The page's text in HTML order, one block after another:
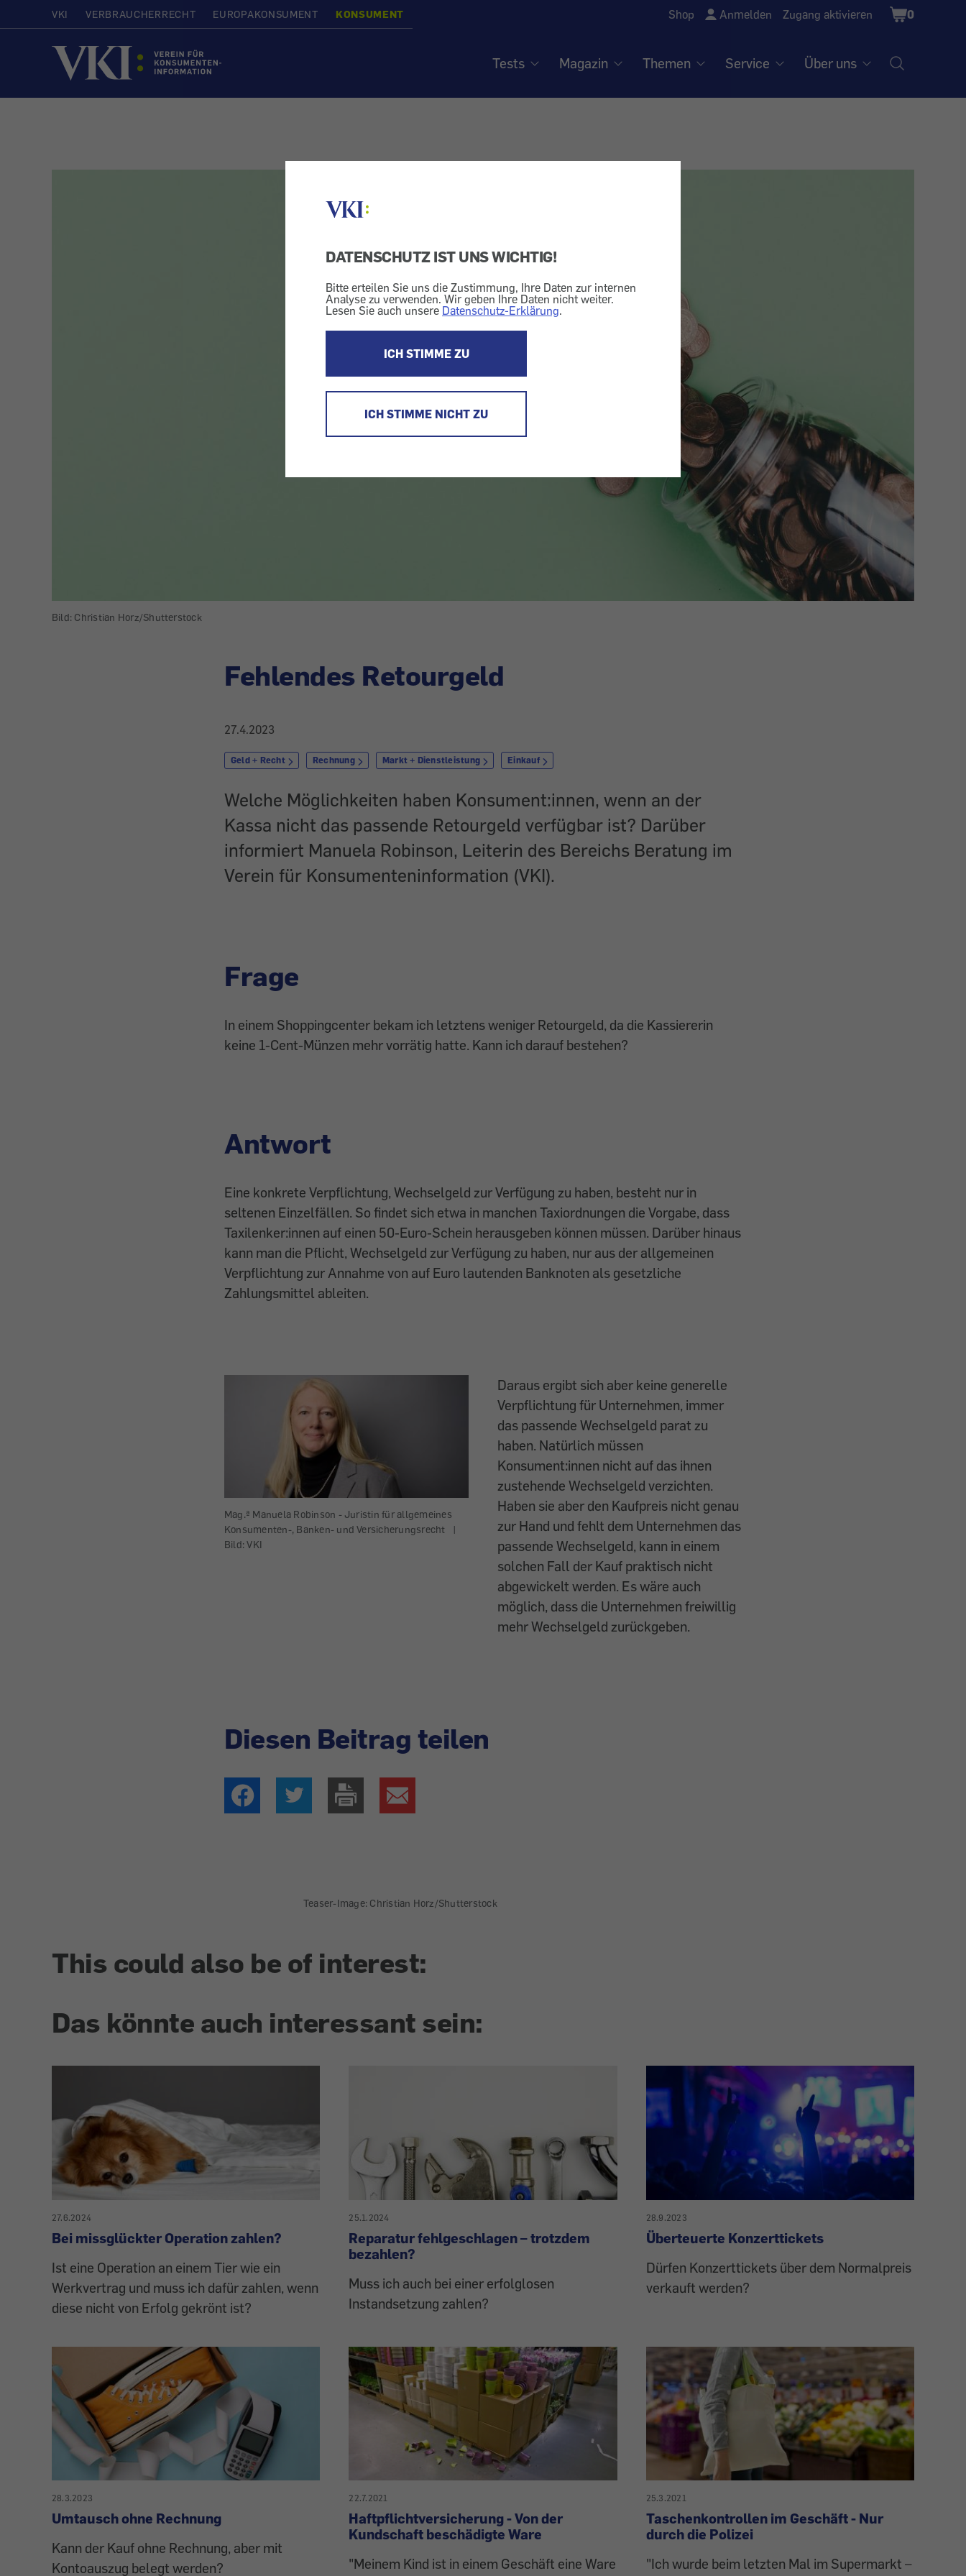
DATENSCHUTZ IST UNS WICHTIG!
Bitte erteilen Sie uns die Zustimmung, Ihre Daten zur internen
Analyse zu verwenden. Wir geben Ihre Daten nicht weiter.
Lesen Sie auch unsere Datenschutz-Erklärung.
ICH STIMME ZU
ICH STIMME NICHT ZU
VKI VERBRAUCHERRECHT EUROPAKONSUMENT KONSUMENT Shop Anmelden Zugang aktivieren
Shopping
Cart
0
Startseite
Tests Magazin Themen Service Über uns
Bild: Christian Horz/Shutterstock
Fehlendes Retourgeld
27.4.2023
Geld + Recht Rechnung Markt + Dienstleistung Einkauf
Welche Möglichkeiten haben Konsument:innen, wenn an der
Kassa nicht das passende Retourgeld verfügbar ist? Darüber
informiert Manuela Robinson, Leiterin des Bereichs Beratung im
Verein für Konsumenteninformation (VKI).
Frage
In einem Shoppingcenter bekam ich letztens weniger Retourgeld, da die Kassiererin
keine 1-Cent-Münzen mehr vorrätig hatte. Kann ich darauf bestehen?
Antwort
Eine konkrete Verpflichtung, Wechselgeld zur Verfügung zu haben, besteht nur in
seltenen Einzelfällen. So findet sich etwa in manchen Taxiordnungen die Vorgabe, dass
Taxilenker:innen auf einen 50-Euro-Schein herausgeben können müssen. Darüber hinaus
kann man die Pflicht, Wechselgeld zur Verfügung zu haben, nur aus der allgemeinen
Verpflichtung zur Annahme von auf Euro lautenden Banknoten als gesetzliche
Zahlungsmittel ableiten.
Mag.ª Manuela Robinson - Juristin für allgemeines
Konsumenten-, Banken- und Versicherungsrecht
|
Bild: VKI
Daraus ergibt sich aber keine generelle
Verpflichtung für Unternehmen, immer
das passende Wechselgeld parat zu
haben. Natürlich müssen
Konsument:innen nicht auf das ihnen
zustehende Wechselgeld verzichten.
Haben sie aber den Kaufpreis nicht genau
zur Hand und fehlt dem Unternehmen das
passende Wechselgeld, kann in einem
solchen Fall der Kauf praktisch nicht
abgewickelt werden. Es wäre auch
möglich, dass die Unternehmen freiwillig
mehr Wechselgeld zurückgeben.
Diesen Beitrag teilen
Teaser-Image: Christian Horz/Shutterstock
This could also be of interest:
Das könnte auch interessant sein:
27.6.2024
Bei missglückter Operation zahlen?
Ist eine Operation an einem Tier wie ein
Werkvertrag und muss ich dafür zahlen, wenn
diese nicht von Erfolg gekrönt ist?
25.1.2024
Reparatur fehlgeschlagen – trotzdem
bezahlen?
Muss ich auch bei einer erfolglosen
Instandsetzung zahlen?
28.9.2023
Überteuerte Konzerttickets
Dürfen Konzerttickets über dem Normalpreis
verkauft werden?
28.3.2023
Umtausch ohne Rechnung
Kann der Kauf ohne Rechnung, aber mit
Kontoauszug belegt werden?
22.7.2021
Haftpflichtversicherung - Von der
Kundschaft beschädigte Ware
"Meinem Kind ist in einem Geschäft eine Ware
25.3.2021
Taschenkontrollen im Geschäft - Nur
durch die Polizei
"Ich wurde beim letzten Mal im Supermarkt –